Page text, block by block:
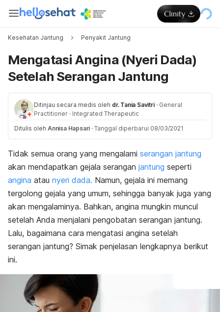
Kesehatan Jantung Penyakit Jantung
Mengatasi Angina (Nyeri Dada)
Setelah Serangan Jantung
Ditinjau secara medis oleh dr. Tania Savitri · General
Practitioner · Integrated Therapeutic
Ditulis oleh Annisa Hapsari · Tanggal diperbarui 08/03/2021
Tidak semua orang yang mengalami serangan jantung
akan mendapatkan gejala serangan jantung seperti
angina atau nyeri dada. Namun, gejala ini memang
tergolong gejala yang umum, sehingga banyak juga yang
akan mengalaminya. Bahkan, angina mungkin muncul
setelah Anda menjalani pengobatan serangan jantung.
Lalu, bagaimana cara mengatasi angina setelah
serangan jantung? Simak penjelasan lengkapnya berikut
ini.